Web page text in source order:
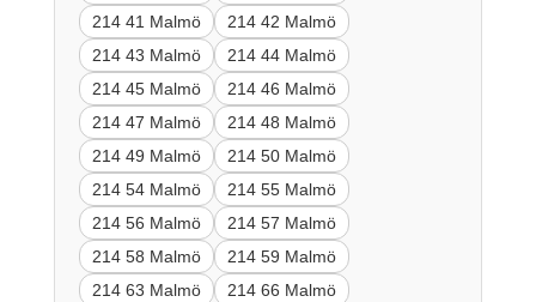
214 41 Malmö
214 42 Malmö
214 43 Malmö
214 44 Malmö
214 45 Malmö
214 46 Malmö
214 47 Malmö
214 48 Malmö
214 49 Malmö
214 50 Malmö
214 54 Malmö
214 55 Malmö
214 56 Malmö
214 57 Malmö
214 58 Malmö
214 59 Malmö
214 63 Malmö
214 66 Malmö